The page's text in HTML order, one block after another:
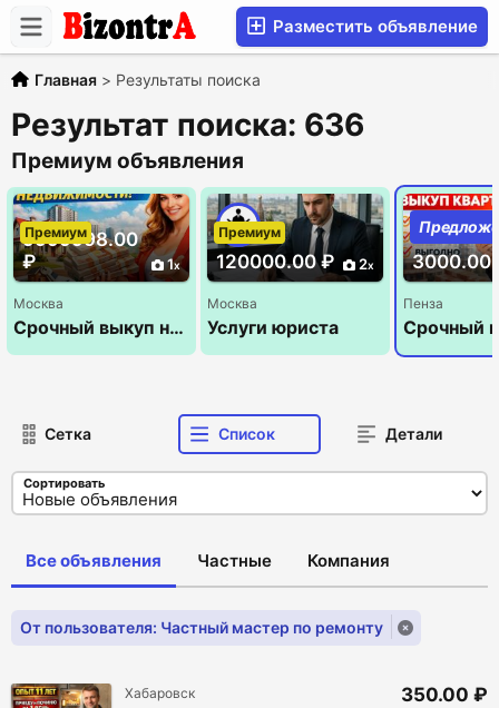
Разместить объявление
Главная > Результаты поиска
Результат поиска: 636
Премиум объявления
9999998.00
₽
1
Премиум
Москва
Срочный выкуп недвижимости
120000.00 ₽ 2
Премиум
Москва
Услуги юриста
3000.00
Премиум
Пенза
Сетка Список Детали
Сортировать
Все объявления Частные Компания
От пользователя: Частный мастер по ремонту
Хабаровск 350.00 ₽